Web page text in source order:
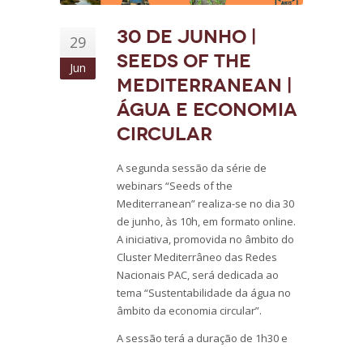
29
Jun
30 de junho |
Seeds of the
Mediterranean |
Água e economia
circular
A segunda sessão da série de
webinars “Seeds of the
Mediterranean” realiza-se no dia 30
de junho, às 10h, em formato online.
A iniciativa, promovida no âmbito do
Cluster Mediterrâneo das Redes
Nacionais PAC, será dedicada ao
tema “Sustentabilidade da água no
âmbito da economia circular”.
A sessão terá a duração de 1h30 e